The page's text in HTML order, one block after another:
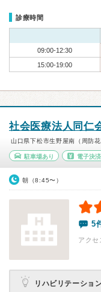
診療時間
09:00-12:30
15:00-19:00
社会医療法人同仁
山口県下松市生野屋南（周防花
駐車場あり 電子決
朝（8:45〜）
5
アク
リハビリテーショ